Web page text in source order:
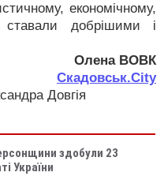
економічному,
добрішими і
Олена ВОВК
Скадовськ.City
Довгія
здобули 23
України